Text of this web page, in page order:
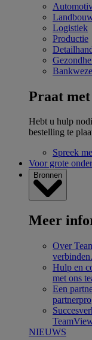
Logistiek
Productie
Praat
Hebt u hulp
bestelling te
Spreek
Voor grote
Bronnen
Meer
Over
verbinden.
Hulp en
met ons
Een
NIEUWS